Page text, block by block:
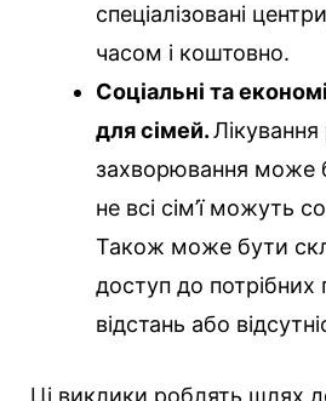
спеціалізовані
часом і коштовно.
Соціальні та
для сімей.Лікування
захворювання може
не всі сім’ї можуть
Також може бути
доступ до потрібних
відстань або
Ці виклики роблять шлях